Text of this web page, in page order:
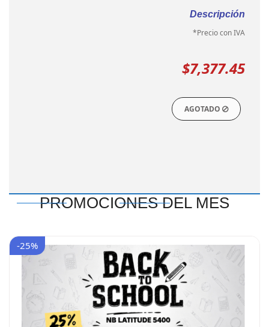
Descripción
*Precio con IVA
$7,377.45
AGOTADO
PROMOCIONES DEL MES
-25%